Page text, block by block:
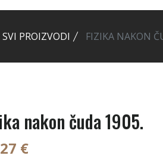
SVI PROIZVODI FIZIKA NAKON
nakon čuda 1905.
€